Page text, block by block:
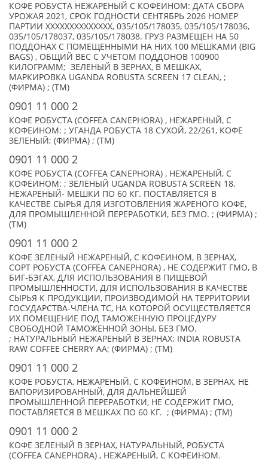
КОФЕ РОБУСТА НЕЖАРЕНЫЙ С КОФЕИНОМ: ДАТА СБОРА
УРОЖАЯ 2021, СРОК ГОДНОСТИ СЕНТЯБРЬ 2026 НОМЕР
ПАРТИИ XXXXXXXXXXXXXX, 035/105/178035, 035/105/178036,
035/105/178037, 035/105/178038. ГРУЗ РАЗМЕЩЕН НА 50
ПОДДОНАХ С ПОМЕЩЕННЫМИ НА НИХ 100 МЕШКАМИ (BIG
BAGS) , ОБЩИЙ ВЕС С УЧЕТОМ ПОДДОНОВ 100900
КИЛОГРАММ; ЗЕЛЕНЫЙ В ЗЕРНАХ, В МЕШКАХ,
МАРКИРОВКА UGANDA ROBUSTA SCREEN 17 CLEAN, ;
(ФИРМА) ; (TM)
0901 11 000 2
КОФЕ РОБУСТА (COFFEA CANEPHORA) , НЕЖАРЕНЫЙ, С
КОФЕИНОМ: ; УГАНДА РОБУСТА 18 СУХОЙ, 22/261, КОФЕ
ЗЕЛЕНЫЙ; (ФИРМА) ; (TM)
0901 11 000 2
КОФЕ РОБУСТА (COFFEA CANEPHORA) , НЕЖАРЕНЫЙ, С
КОФЕИНОМ: ; ЗЕЛЕНЫЙ UGANDA ROBUSTA SCREEN 18,
НЕЖАРЕНЫЙ- МЕШКИ ПО 60 КГ. ПОСТАВЛЯЕТСЯ В
КАЧЕСТВЕ СЫРЬЯ ДЛЯ ИЗГОТОВЛЕНИЯ ЖАРЕНОГО КОФЕ,
ДЛЯ ПРОМЫШЛЕННОЙ ПЕРЕРАБОТКИ, БЕЗ ГМО. ; (ФИРМА) ;
(TM)
0901 11 000 2
КОФЕ ЗЕЛЕНЫЙ НЕЖАРЕНЫЙ, С КОФЕИНОМ, В ЗЕРНАХ,
СОРТ РОБУСТА (COFFEA CANEPHORA) , НЕ СОДЕРЖИТ ГМО, В
БИГ-БЭГАХ, ДЛЯ ИСПОЛЬЗОВАНИЯ В ПИЩЕВОЙ
ПРОМЫШЛЕННОСТИ, ДЛЯ ИСПОЛЬЗОВАНИЯ В КАЧЕСТВЕ
СЫРЬЯ К ПРОДУКЦИИ, ПРОИЗВОДИМОЙ НА ТЕРРИТОРИИ
ГОСУДАРСТВА-ЧЛЕНА ТС, НА КОТОРОЙ ОСУЩЕСТВЛЯЕТСЯ
ИХ ПОМЕЩЕНИЕ ПОД ТАМОЖЕННУЮ ПРОЦЕДУРУ
СВОБОДНОЙ ТАМОЖЕННОЙ ЗОНЫ, БЕЗ ГМО.
; НАТУРАЛЬНЫЙ НЕЖАРЕНЫЙ В ЗЕРНАХ: INDIA ROBUSTA
RAW COFFEE CHERRY AA; (ФИРМА) ; (TM)
0901 11 000 2
КОФЕ РОБУСТА, НЕЖАРЕНЫЙ, С КОФЕИНОМ, В ЗЕРНАХ, НЕ
ВАПОРИЗИРОВАННЫЙ, ДЛЯ ДАЛЬНЕЙШЕЙ
ПРОМЫШЛЕННОЙ ПЕРЕРАБОТКИ, НЕ СОДЕРЖИТ ГМО,
ПОСТАВЛЯЕТСЯ В МЕШКАХ ПО 60 КГ. ; (ФИРМА) ; (TM)
0901 11 000 2
КОФЕ ЗЕЛЕНЫЙ В ЗЕРНАХ, НАТУРАЛЬНЫЙ, РОБУСТА
(COFFEA CANEPHORA) , НЕЖАРЕНЫЙ, С КОФЕИНОМ.